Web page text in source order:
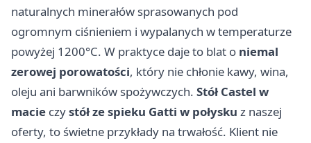
naturalnych minerałów sprasowanych pod
ogromnym ciśnieniem i wypalanych w temperaturze
powyżej 1200°C. W praktyce daje to blat o niemal
zerowej porowatości, który nie chłonie kawy, wina,
oleju ani barwników spożywczych. Stół Castel w
macie czystół ze spieku Gatti w połysku z naszej
oferty, to świetne przykłady na trwałość. Klient nie